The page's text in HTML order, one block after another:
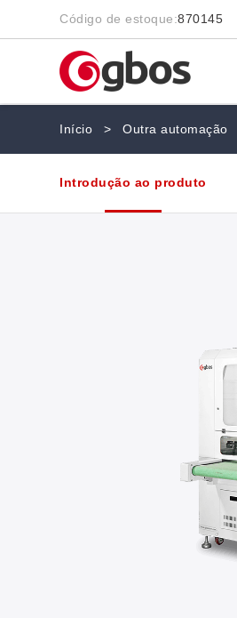
Código de estoque:870145
Início > Outra automação
Introdução ao produto